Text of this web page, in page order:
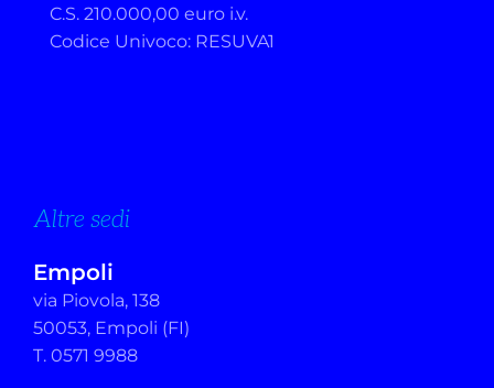
C.S. 210.000,00 euro i.v.
Codice Univoco: RESUVA1
Altre sedi
Empoli
via Piovola, 138
50053, Empoli (FI)
T. 0571 9988